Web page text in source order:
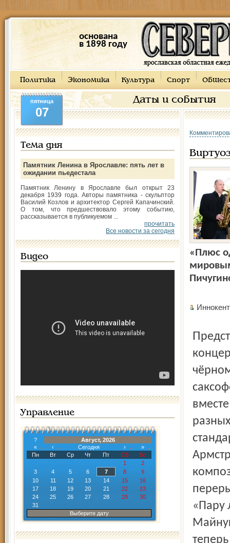
основана
в 1898 году
Политика Экономика Культура Спорт
Даты и события
пятница
07
Тема дня
Памятник Ленина в Ярославле: пять лет в
ожидании пьедестала
Памятник Ленину в Ярославле был открыт 23
декабря 1939 года. Авторы памятника - скульптор
Василий Козлов и архитектор Сергей Капачинский.
О том, что предшествовало этому событию,
рассказывается в публикуемом ...
прочитать
Все новости за сегодня
Видео
Управление
?
Август, 2026
«
‹ Сегодня ›
»
Пн
Вт Ср Чт Пт Сб
Вс
1
2
3
4 5 6 7 8
9
10
11 12 13 14 15
16
17
18 19 20 21 22
23
24
25 26 27 28 29
30
31
Выберите дату
«Плюс
Представленный публике по всей форме ведущим
«Пару